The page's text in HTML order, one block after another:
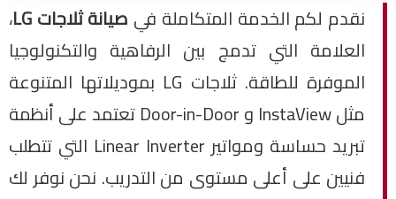
نقدم لكم الخدمة المتكاملة في صيانة ثلاجات LG
،
العلامة التي تدمج بين الرفاهية والتكنولوجيا
الموفرة للطاقة. ثلاجات LG بموديلاتها المتنوعة
مثل InstaView و Door-in-Door تعتمد على أنظمة
تبريد حساسة ومواتير Linear Inverter التي تتطلب
فنيين على أعلى مستوى من التدريب. نحن نوفر لك